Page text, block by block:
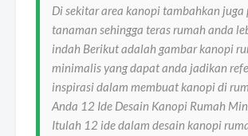
Di sekitar area kanopi tambahkan juga
tanaman sehingga teras rumah anda
indah Berikut adalah gambar kanopi
minimalis yang dapat anda jadikan
inspirasi dalam membuat kanopi di
Anda 12 Ide Desain Kanopi Rumah
Itulah 12 ide dalam desain kanopi